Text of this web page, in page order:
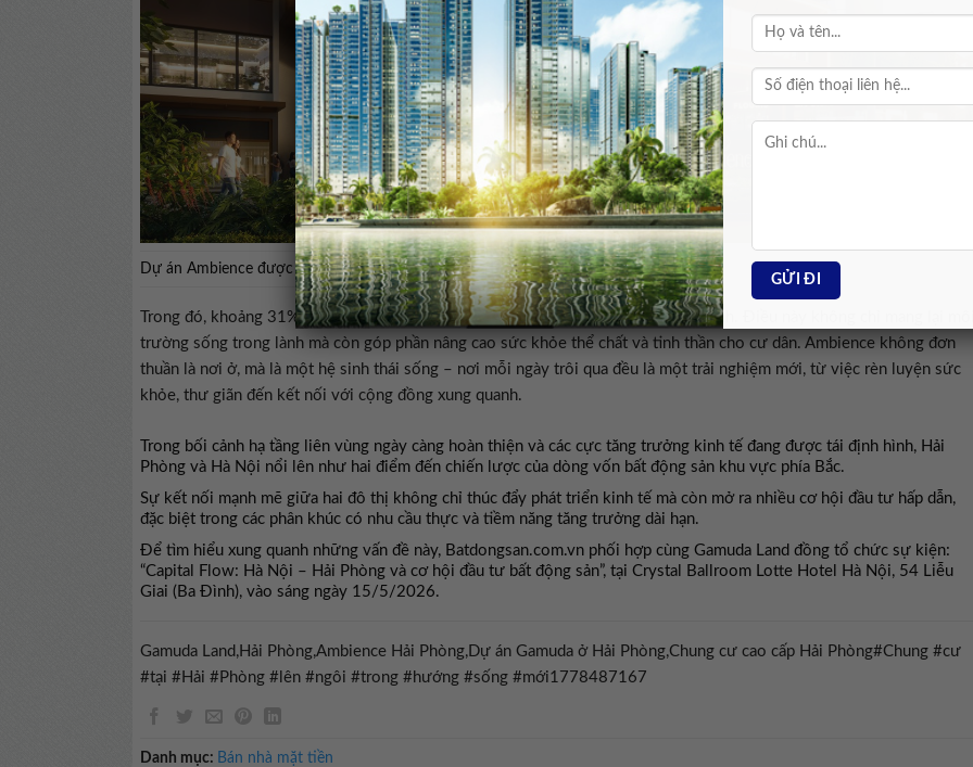
Dự án Ambience được quy hoạch với hơn 50 tiện ích nội khu. Nguồn: Gamuda Land
Trong đó, khoảng 31% diện tích dự án được dành cho cảnh quan và không gian xanh. Điều này không chỉ mang lại
trường sống trong lành mà còn góp phần nâng cao sức khỏe thể chất và tinh thần cho cư dân. Ambience không đơn
thuần là nơi ở, mà là một hệ sinh thái sống – nơi mỗi ngày trôi qua đều là một trải nghiệm mới, từ việc rèn luyện sức
khỏe, thư giãn đến kết nối với cộng đồng xung quanh.
Trong bối cảnh hạ tầng liên vùng ngày càng hoàn thiện và các cực tăng trưởng kinh tế đang được tái định hình, Hải
Phòng và Hà Nội nổi lên như hai điểm đến chiến lược của dòng vốn bất động sản khu vực phía Bắc.
Sự kết nối mạnh mẽ giữa hai đô thị không chỉ thúc đẩy phát triển kinh tế mà còn mở ra nhiều cơ hội đầu tư hấp dẫn,
đặc biệt trong các phân khúc có nhu cầu thực và tiềm năng tăng trưởng dài hạn.
Để tìm hiểu xung quanh những vấn đề này, Batdongsan.com.vn phối hợp cùng Gamuda Land đồng tổ chức sự kiện:
“Capital Flow: Hà Nội – Hải Phòng và cơ hội đầu tư bất động sản”, tại Crystal Ballroom Lotte Hotel Hà Nội, 54 Liễu
Giai (Ba Đình), vào sáng ngày 15/5/2026.
Gamuda Land,Hải Phòng,Ambience Hải Phòng,Dự án Gamuda ở Hải Phòng,Chung cư cao cấp Hải Phòng#Chung #cư
#tại #Hải #Phòng #lên #ngôi #trong #hướng #sống #mới1778487167
Danh mục: Bán nhà mặt tiền